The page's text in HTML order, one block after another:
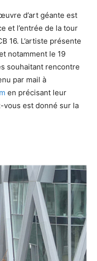
d’art géante est
et l’entrée de la tour
16. L’artiste présente
notamment le 19
souhaitant rencontre
par mail à
en précisant leur
vous est donné sur la